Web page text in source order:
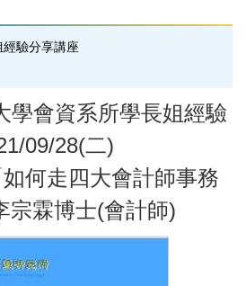
驗分享講座
學會資系所學長姐經驗
09/28(二)
何走四大會計師事務
宗霖博士(會計師)